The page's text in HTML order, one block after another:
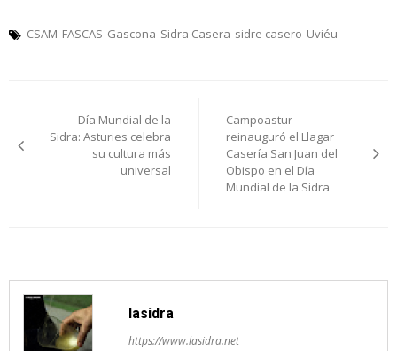
CSAM FASCAS Gascona Sidra Casera sidre casero Uviéu
de
entradas
Día Mundial de la
Sidra: Asturies celebra
su cultura más
universal
Campoastur
reinauguró el Llagar
Casería San Juan del
Obispo en el Día
Mundial de la Sidra
lasidra
https://www.lasidra.net